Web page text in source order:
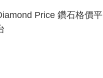
Price 鑽石格價平